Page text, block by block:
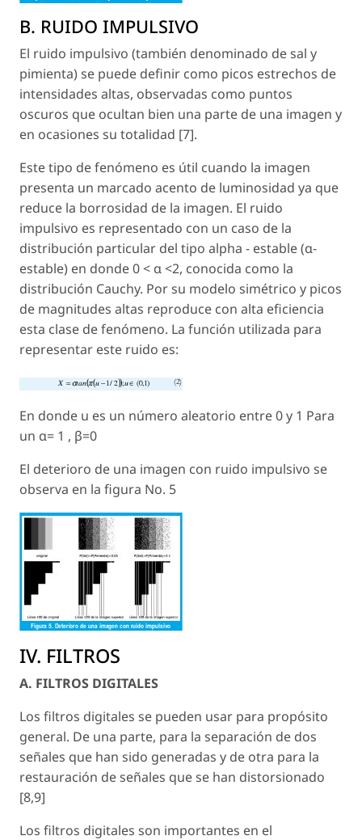
B. RUIDO IMPULSIVO
El ruido impulsivo (también denominado de sal y
pimienta) se puede definir como picos estrechos de
intensidades altas, observadas como puntos
oscuros que ocultan bien una parte de una imagen y
en ocasiones su totalidad [7].
Este tipo de fenómeno es útil cuando la imagen
presenta un marcado acento de luminosidad ya que
reduce la borrosidad de la imagen. El ruido
impulsivo es representado con un caso de la
distribución particular del tipo alpha - estable (α-
estable) en donde 0 < α <2, conocida como la
distribución Cauchy. Por su modelo simétrico y picos
de magnitudes altas reproduce con alta eficiencia
esta clase de fenómeno. La función utilizada para
representar este ruido es:
En donde u es un número aleatorio entre 0 y 1 Para
un α= 1 , β=0
El deterioro de una imagen con ruido impulsivo se
observa en la figura No. 5
IV. FILTROS
A. FILTROS DIGITALES
Los filtros digitales se pueden usar para propósito
general. De una parte, para la separación de dos
señales que han sido generadas y de otra para la
restauración de señales que se han distorsionado
[8,9]
Los filtros digitales son importantes en el